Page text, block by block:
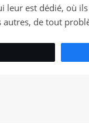
leur est dédié, où
autres, de tout